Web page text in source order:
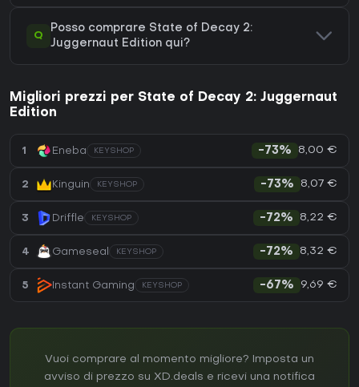
Q
Posso comprare State of Decay 2:
Juggernaut Edition qui?
Migliori prezzi per State of Decay 2: Juggernaut
Edition
1 Eneba KEYSHOP -73% 8,00 €
2 Kinguin KEYSHOP -73% 8,07 €
3 Driffle KEYSHOP -72% 8,22 €
4 Gameseal KEYSHOP -72% 8,32 €
5 Instant Gaming KEYSHOP -67% 9,69 €
Vuoi comprare al momento migliore? Imposta un
avviso di prezzo su XD.deals e ricevi una notifica